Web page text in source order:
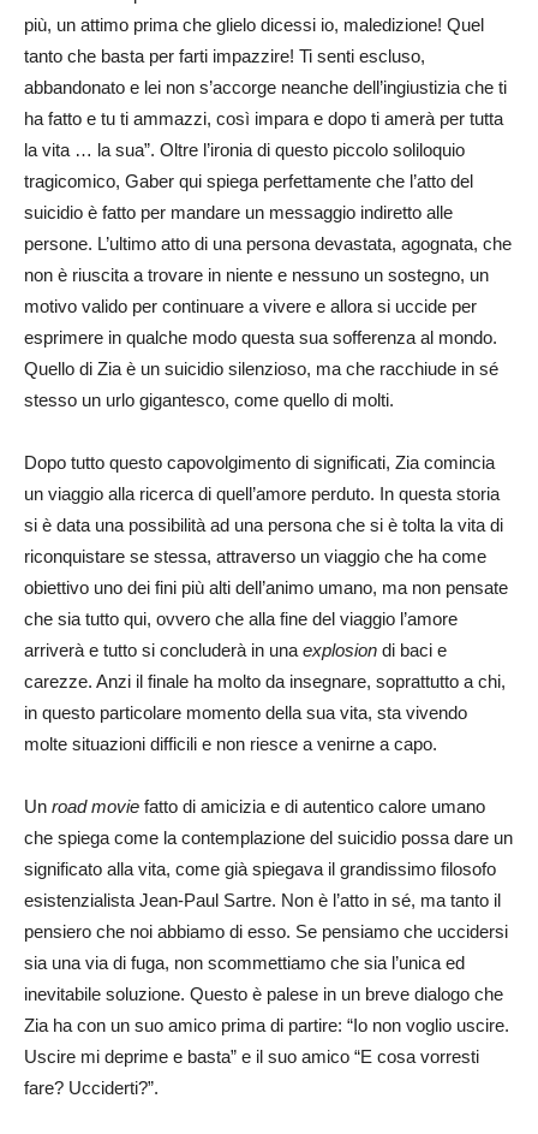
più, un attimo prima che glielo dicessi io, maledizione! Quel
tanto che basta per farti impazzire! Ti senti escluso,
abbandonato e lei non s’accorge neanche dell’ingiustizia che ti
ha fatto e tu ti ammazzi, così impara e dopo ti amerà per tutta
la vita … la sua”. Oltre l’ironia di questo piccolo soliloquio
tragicomico, Gaber qui spiega perfettamente che l’atto del
suicidio è fatto per mandare un messaggio indiretto alle
persone. L’ultimo atto di una persona devastata, agognata, che
non è riuscita a trovare in niente e nessuno un sostegno, un
motivo valido per continuare a vivere e allora si uccide per
esprimere in qualche modo questa sua sofferenza al mondo.
Quello di Zia è un suicidio silenzioso, ma che racchiude in sé
stesso un urlo gigantesco, come quello di molti.
Dopo tutto questo capovolgimento di significati, Zia comincia
un viaggio alla ricerca di quell’amore perduto. In questa storia
si è data una possibilità ad una persona che si è tolta la vita di
riconquistare se stessa, attraverso un viaggio che ha come
obiettivo uno dei fini più alti dell’animo umano, ma non pensate
che sia tutto qui, ovvero che alla fine del viaggio l’amore
arriverà e tutto si concluderà in una explosion di baci e
carezze. Anzi il finale ha molto da insegnare, soprattutto a chi,
in questo particolare momento della sua vita, sta vivendo
molte situazioni difficili e non riesce a venirne a capo.
Un road movie fatto di amicizia e di autentico calore umano
che spiega come la contemplazione del suicidio possa dare un
significato alla vita, come già spiegava il grandissimo filosofo
esistenzialista Jean-Paul Sartre. Non è l’atto in sé, ma tanto il
pensiero che noi abbiamo di esso. Se pensiamo che uccidersi
sia una via di fuga, non scommettiamo che sia l’unica ed
inevitabile soluzione. Questo è palese in un breve dialogo che
Zia ha con un suo amico prima di partire: “Io non voglio uscire.
Uscire mi deprime e basta” e il suo amico “E cosa vorresti
fare? Ucciderti?”.